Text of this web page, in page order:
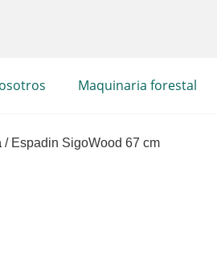
Maquinaria forestal
/ Espadin SigoWood 67 cm